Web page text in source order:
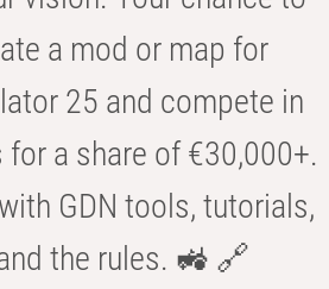
a mod or map for
25 and compete in
a share of €30,000+.
GDN tools, tutorials,
the rules. 🚜 🔗